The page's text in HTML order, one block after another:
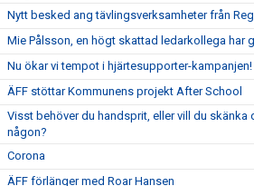
Nytt besked ang tävlingsverksamheter från
Mie Pålsson, en högt skattad ledarkollega har
Nu ökar vi tempot i hjärtesupporter-kampanjen!
ÄFF stöttar Kommunens projekt After School
Visst behöver du handsprit, eller vill du skänka
någon?
Corona
ÄFF förlänger med Roar Hansen